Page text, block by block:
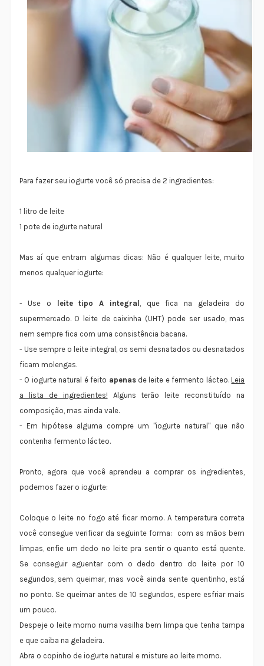
Para fazer seu iogurte você só precisa de 2 ingredientes:
1 litro de leite
1 pote de iogurte natural
Mas aí que entram algumas dicas: Não é qualquer leite, muito
menos qualquer iogurte:
- Use o leite tipo A integral , que fica na geladeira do
supermercado. O leite de caixinha (UHT) pode ser usado, mas
nem sempre fica com uma consistência bacana.
- Use sempre o leite integral, os semi desnatados ou desnatados
ficam molengas.
- O iogurte natural é feito apenasde leite e fermento lácteo. Leia
a lista de ingredientes! Alguns terão leite reconstituído na
composição, mas ainda vale.
- Em hipótese alguma compre um "iogurte natural" que não
contenha fermento lácteo.
Pronto, agora que você aprendeu a comprar os ingredientes,
podemos fazer o iogurte:
Coloque o leite no fogo até ficar morno. A temperatura correta
você consegue verificar da seguinte forma: com as mãos bem
limpas, enfie um dedo no leite pra sentir o quanto está quente.
Se conseguir aguentar com o dedo dentro do leite por 10
segundos, sem queimar, mas você ainda sente quentinho, está
no ponto. Se queimar antes de 10 segundos, espere esfriar mais
um pouco.
Despeje o leite morno numa vasilha bem limpa que tenha tampa
e que caiba na geladeira.
Abra o copinho de iogurte natural e misture ao leite morno.